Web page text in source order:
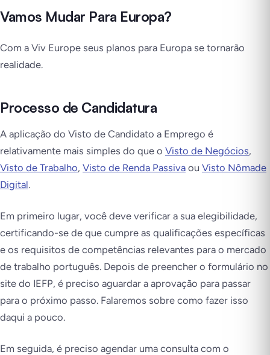
Vamos Mudar Para Europa?
Com a Viv Europe seus planos para Europa se tornarão
realidade.
Processo de Candidatura
A aplicação do Visto de Candidato a Emprego é
relativamente mais simples do que o Visto de Negócios,
Visto de Trabalho, Visto de Renda Passiva ou Visto Nômade
Digital.
Em primeiro lugar, você deve verificar a sua elegibilidade,
certificando-se de que cumpre as qualificações específicas
e os requisitos de competências relevantes para o mercado
de trabalho português. Depois de preencher o formulário no
site do IEFP, é preciso aguardar a aprovação para passar
para o próximo passo. Falaremos sobre como fazer isso
daqui a pouco.
Em seguida, é preciso agendar uma consulta com o